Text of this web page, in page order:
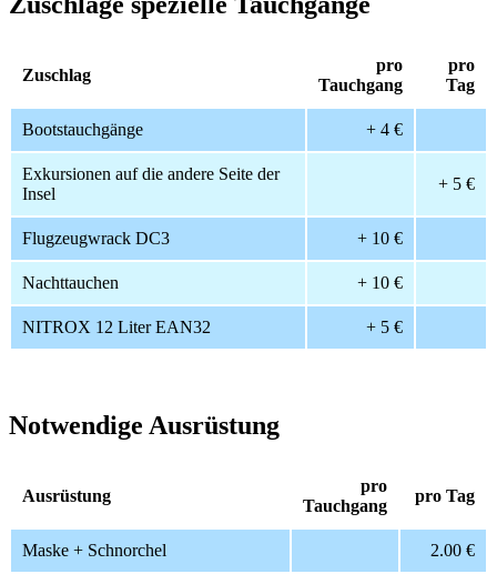
Zuschlag
pro
Tauchgang
pro
Tag
Bootstauchgänge + 4 €
Exkursionen auf die andere Seite der
Insel
+ 5 €
Flugzeugwrack DC3 + 10 €
Nachttauchen + 10 €
NITROX 12 Liter EAN32 + 5 €
Notwendige Ausrüstung
Ausrüstung
pro
Tauchgang
pro Tag
Maske + Schnorchel 2.00 €